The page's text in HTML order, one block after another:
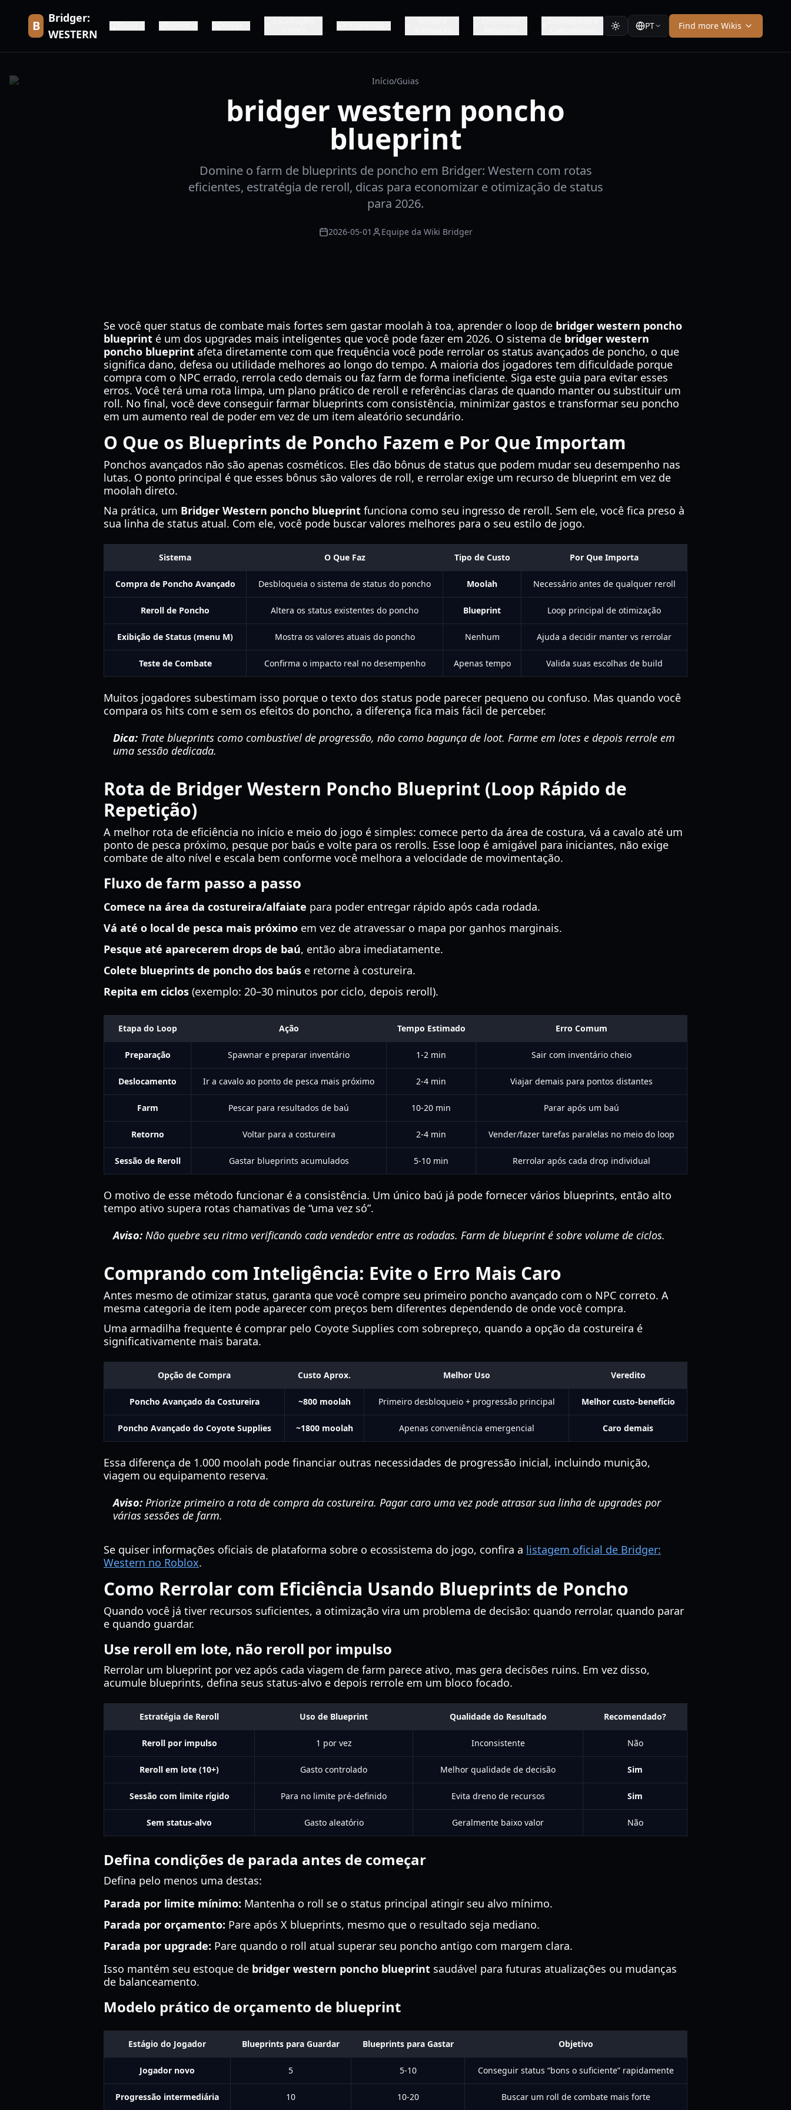
B
Bridger:
WESTERN
PT Find more Wikis
Início/Guias
bridger western poncho
blueprint
Domine o farm de blueprints de poncho em Bridger: Western com rotas
eficientes, estratégia de reroll, dicas para economizar e otimização de status
para 2026.
2026-05-01 Equipe da Wiki Bridger
Se você quer status de combate mais fortes sem gastar moolah à toa, aprender o loop de bridger western poncho
blueprint é um dos upgrades mais inteligentes que você pode fazer em 2026. O sistema de bridger western
poncho blueprint afeta diretamente com que frequência você pode rerrolar os status avançados de poncho, o que
significa dano, defesa ou utilidade melhores ao longo do tempo. A maioria dos jogadores tem dificuldade porque
compra com o NPC errado, rerrola cedo demais ou faz farm de forma ineficiente. Siga este guia para evitar esses
erros. Você terá uma rota limpa, um plano prático de reroll e referências claras de quando manter ou substituir um
roll. No final, você deve conseguir farmar blueprints com consistência, minimizar gastos e transformar seu poncho
em um aumento real de poder em vez de um item aleatório secundário.
O Que os Blueprints de Poncho Fazem e Por Que Importam
Ponchos avançados não são apenas cosméticos. Eles dão bônus de status que podem mudar seu desempenho nas
lutas. O ponto principal é que esses bônus são valores de roll, e rerrolar exige um recurso de blueprint em vez de
moolah direto.
Na prática, um Bridger Western poncho blueprint funciona como seu ingresso de reroll. Sem ele, você fica preso à
sua linha de status atual. Com ele, você pode buscar valores melhores para o seu estilo de jogo.
Sistema O Que Faz Tipo de Custo Por Que Importa
Compra de Poncho Avançado Desbloqueia o sistema de status do poncho Moolah Necessário antes de qualquer reroll
Reroll de Poncho Altera os status existentes do poncho Blueprint Loop principal de otimização
Exibição de Status (menu M) Mostra os valores atuais do poncho Nenhum Ajuda a decidir manter vs rerrolar
Teste de Combate Confirma o impacto real no desempenho Apenas tempo Valida suas escolhas de build
Muitos jogadores subestimam isso porque o texto dos status pode parecer pequeno ou confuso. Mas quando você
compara os hits com e sem os efeitos do poncho, a diferença fica mais fácil de perceber.
Dica: Trate blueprints como combustível de progressão, não como bagunça de loot. Farme em lotes e depois rerrole em
uma sessão dedicada.
Rota de Bridger Western Poncho Blueprint (Loop Rápido de
Repetição)
A melhor rota de eficiência no início e meio do jogo é simples: comece perto da área de costura, vá a cavalo até um
ponto de pesca próximo, pesque por baús e volte para os rerolls. Esse loop é amigável para iniciantes, não exige
combate de alto nível e escala bem conforme você melhora a velocidade de movimentação.
Fluxo de farm passo a passo
Comece na área da costureira/alfaiate para poder entregar rápido após cada rodada.
Vá até o local de pesca mais próximo em vez de atravessar o mapa por ganhos marginais.
Pesque até aparecerem drops de baú, então abra imediatamente.
Colete blueprints de poncho dos baús e retorne à costureira.
Repita em ciclos (exemplo: 20–30 minutos por ciclo, depois reroll).
Etapa do Loop Ação Tempo Estimado Erro Comum
Preparação Spawnar e preparar inventário 1-2 min Sair com inventário cheio
Deslocamento Ir a cavalo ao ponto de pesca mais próximo 2-4 min Viajar demais para pontos distantes
Farm Pescar para resultados de baú 10-20 min Parar após um baú
Retorno Voltar para a costureira 2-4 min Vender/fazer tarefas paralelas no meio do loop
Sessão de Reroll Gastar blueprints acumulados 5-10 min Rerrolar após cada drop individual
O motivo de esse método funcionar é a consistência. Um único baú já pode fornecer vários blueprints, então alto
tempo ativo supera rotas chamativas de “uma vez só”.
Aviso: Não quebre seu ritmo verificando cada vendedor entre as rodadas. Farm de blueprint é sobre volume de ciclos.
Comprando com Inteligência: Evite o Erro Mais Caro
Antes mesmo de otimizar status, garanta que você compre seu primeiro poncho avançado com o NPC correto. A
mesma categoria de item pode aparecer com preços bem diferentes dependendo de onde você compra.
Uma armadilha frequente é comprar pelo Coyote Supplies com sobrepreço, quando a opção da costureira é
significativamente mais barata.
Opção de Compra Custo Aprox. Melhor Uso Veredito
Poncho Avançado da Costureira ~800 moolah Primeiro desbloqueio + progressão principal Melhor custo-benefício
Poncho Avançado do Coyote Supplies ~1800 moolah Apenas conveniência emergencial Caro demais
Essa diferença de 1.000 moolah pode financiar outras necessidades de progressão inicial, incluindo munição,
viagem ou equipamento reserva.
Aviso: Priorize primeiro a rota de compra da costureira. Pagar caro uma vez pode atrasar sua linha de upgrades por
várias sessões de farm.
Se quiser informações oficiais de plataforma sobre o ecossistema do jogo, confira a listagem oficial de Bridger:
Western no Roblox.
Como Rerrolar com Eficiência Usando Blueprints de Poncho
Quando você já tiver recursos suficientes, a otimização vira um problema de decisão: quando rerrolar, quando parar
e quando guardar.
Use reroll em lote, não reroll por impulso
Rerrolar um blueprint por vez após cada viagem de farm parece ativo, mas gera decisões ruins. Em vez disso,
acumule blueprints, defina seus status-alvo e depois rerrole em um bloco focado.
Estratégia de Reroll Uso de Blueprint Qualidade do Resultado Recomendado?
Reroll por impulso 1 por vez Inconsistente Não
Reroll em lote (10+) Gasto controlado Melhor qualidade de decisão Sim
Sessão com limite rígido Para no limite pré-definido Evita dreno de recursos Sim
Sem status-alvo Gasto aleatório Geralmente baixo valor Não
Defina condições de parada antes de começar
Defina pelo menos uma destas:
Parada por limite mínimo: Mantenha o roll se o status principal atingir seu alvo mínimo.
Parada por orçamento: Pare após X blueprints, mesmo que o resultado seja mediano.
Parada por upgrade: Pare quando o roll atual superar seu poncho antigo com margem clara.
Isso mantém seu estoque de bridger western poncho blueprint saudável para futuras atualizações ou mudanças
de balanceamento.
Modelo prático de orçamento de blueprint
Estágio do Jogador Blueprints para Guardar Blueprints para Gastar Objetivo
Jogador novo 5 5-10 Conseguir status “bons o suficiente” rapidamente
Progressão intermediária 10 10-20 Buscar um roll de combate mais forte